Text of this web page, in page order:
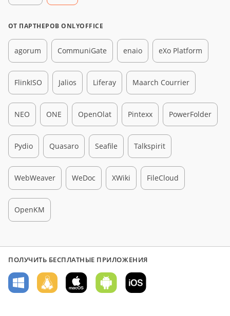
ОТ ПАРТНЕРОВ ONLYOFFICE
agorum CommuniGate enaio eXo Platform
FlinkISO Jalios Liferay Maarch Courrier
NEO ONE OpenOlat Pintexx PowerFolder
Pydio Quasaro Seafile Talkspirit
WebWeaver WeDoc XWiki FileCloud
OpenKM
ПОЛУЧИТЬ БЕСПЛАТНЫЕ ПРИЛОЖЕНИЯ